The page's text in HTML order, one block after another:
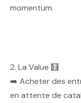
momentum.
2. La Value 🧮
➡️ Acheter des
en attente de